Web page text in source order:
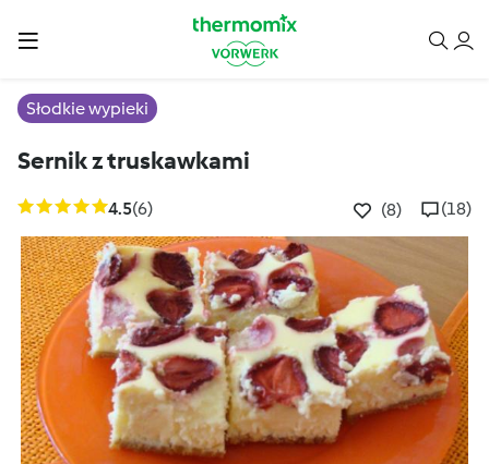
Słodkie wypieki
Sernik z truskawkami
4.5(6) (8) (18)